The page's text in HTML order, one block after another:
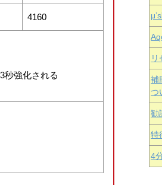
4160
秒強化される
補
つ
勧
特
4